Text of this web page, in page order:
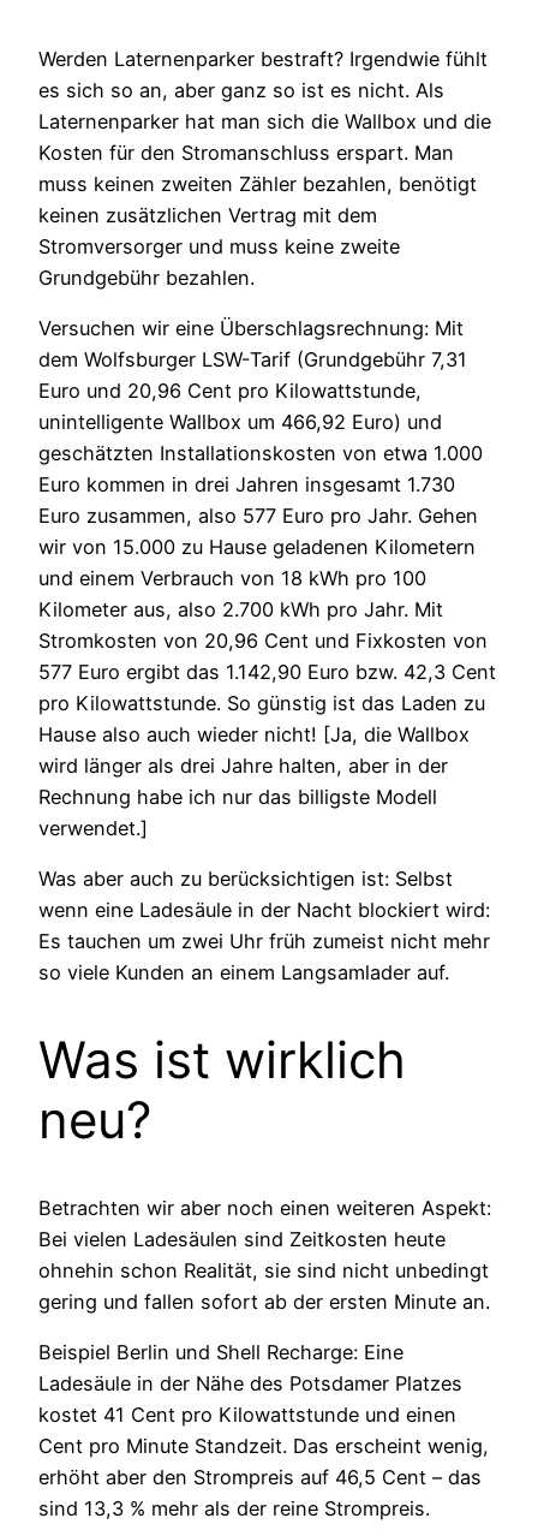
Werden Laternenparker bestraft? Irgendwie fühlt
es sich so an, aber ganz so ist es nicht. Als
Laternenparker hat man sich die Wallbox und die
Kosten für den Stromanschluss erspart. Man
muss keinen zweiten Zähler bezahlen, benötigt
keinen zusätzlichen Vertrag mit dem
Stromversorger und muss keine zweite
Grundgebühr bezahlen.
Versuchen wir eine Überschlagsrechnung: Mit
dem Wolfsburger LSW-Tarif (Grundgebühr 7,31
Euro und 20,96 Cent pro Kilowattstunde,
unintelligente Wallbox um 466,92 Euro) und
geschätzten Installationskosten von etwa 1.000
Euro kommen in drei Jahren insgesamt 1.730
Euro zusammen, also 577 Euro pro Jahr. Gehen
wir von 15.000 zu Hause geladenen Kilometern
und einem Verbrauch von 18 kWh pro 100
Kilometer aus, also 2.700 kWh pro Jahr. Mit
Stromkosten von 20,96 Cent und Fixkosten von
577 Euro ergibt das 1.142,90 Euro bzw. 42,3 Cent
pro Kilowattstunde. So günstig ist das Laden zu
Hause also auch wieder nicht! [Ja, die Wallbox
wird länger als drei Jahre halten, aber in der
Rechnung habe ich nur das billigste Modell
verwendet.]
Was aber auch zu berücksichtigen ist: Selbst
wenn eine Ladesäule in der Nacht blockiert wird:
Es tauchen um zwei Uhr früh zumeist nicht mehr
so viele Kunden an einem Langsamlader auf.
Was ist wirklich
neu?
Betrachten wir aber noch einen weiteren Aspekt:
Bei vielen Ladesäulen sind Zeitkosten heute
ohnehin schon Realität, sie sind nicht unbedingt
gering und fallen sofort ab der ersten Minute an.
Beispiel Berlin und Shell Recharge: Eine
Ladesäule in der Nähe des Potsdamer Platzes
kostet 41 Cent pro Kilowattstunde und einen
Cent pro Minute Standzeit. Das erscheint wenig,
erhöht aber den Strompreis auf 46,5 Cent – das
sind 13,3 % mehr als der reine Strompreis.